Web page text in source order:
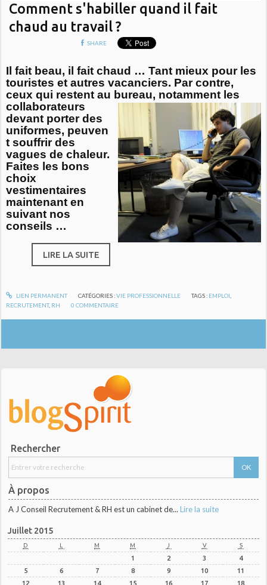
Comment s'habiller quand il fait
chaud au travail ?
SHARE
Il fait beau, il fait chaud … Tant mieux pour les
touristes et autres vacanciers. Par contre,
ceux qui restent au bureau, notamment les
collaborateurs
devant porter des
uniformes, peuven
t souffrir des
vagues de chaleur.
Faites les bons
choix
vestimentaires
maintenant en
suivant nos
conseils …
LIRE LA SUITE
LIEN PERMANENT CATÉGORIES :VIE PROFESSIONNELLE TAGS : EMPLOI
RECRUTEMENT, RH 0 COMMENTAIRE
Rechercher
À propos
A J Conseil Recrutement & RH est un cabinet de... Lire la suite
Juillet 2015
D L M M J V S
1 2 3
4
5
6 7 8 9 10
11
12
13 14 15 16 17 18